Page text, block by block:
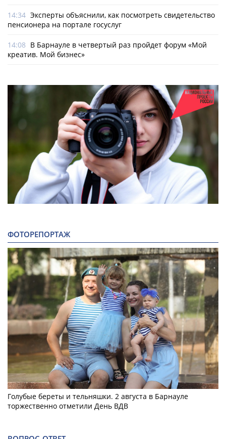
14:34 Эксперты объяснили, как посмотреть свидетельство
пенсионера на портале госуслуг
14:08 В Барнауле в четвертый раз пройдет форум «Мой
креатив. Мой бизнес»
ФОТОРЕПОРТАЖ
Голубые береты и тельняшки. 2 августа в Барнауле
торжественно отметили День ВДВ